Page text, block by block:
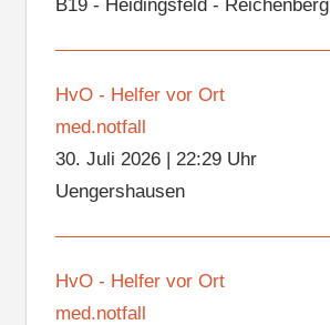
B19 - Heidingsfeld - Reichenberg
HvO - Helfer vor Ort
med.notfall
30. Juli 2026| 22:29 Uhr
Uengershausen
HvO - Helfer vor Ort
med.notfall